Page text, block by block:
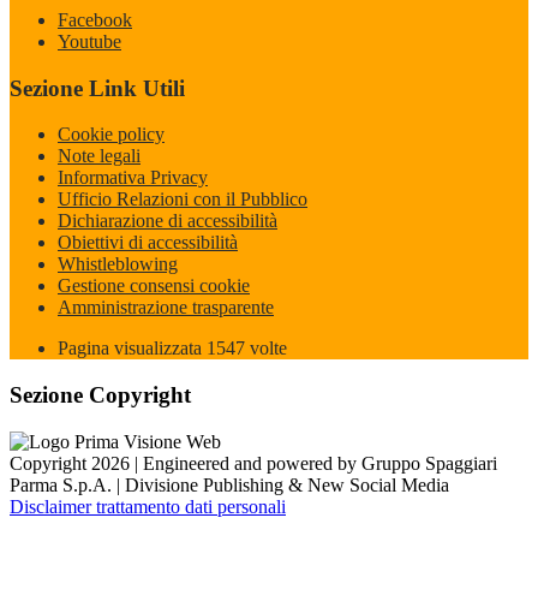
Facebook
Youtube
Sezione Link Utili
Cookie policy
Note legali
Informativa Privacy
Ufficio Relazioni con il Pubblico
Dichiarazione di accessibilità
Obiettivi di accessibilità
Whistleblowing
Gestione consensi cookie
Amministrazione trasparente
Pagina visualizzata 1547 volte
Sezione Copyright
Copyright 2026 | Engineered and powered by Gruppo Spaggiari
Parma S.p.A. | Divisione Publishing & New Social Media
Disclaimer trattamento dati personali